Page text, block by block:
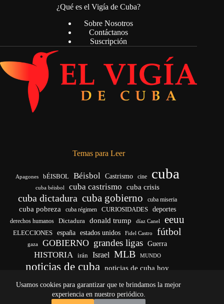
Usamos cookies para garantizar que te brindamos la mejor
experiencia en nuestro periódico.
¿Qué es el Vigía de Cuba?
Sobre Nosotros
Contáctanos
Suscripción
Temas para Leer
Apagones bÉISBOL Béisbol Castrismo cine cuba
cuba béisbol cuba castrismo cuba crisis
cuba dictadura cuba gobierno cuba miseria
cuba pobreza cuba régimen CURIOSIDADES deportes
derechos humanos Dictadura donald trump díaz Canel eeuu
ELECCIONES españa estados unidos Fidel Castro fútbol
gaza GOBIERNO grandes ligas Guerra
HISTORIA irán Israel MLB MUNDO
noticias de cuba
noticias de cuba hoy
vida yankees